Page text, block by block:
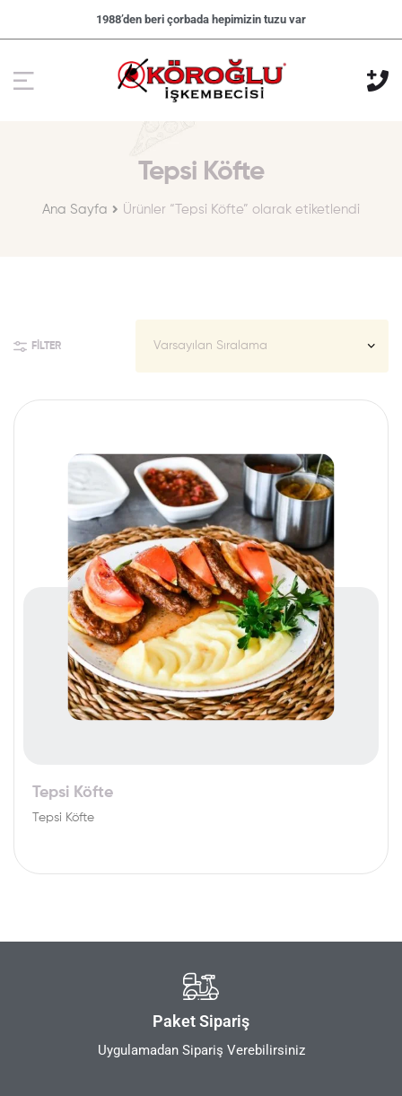
1988’den beri çorbada hepimizin tuzu var
Tepsi Köfte
Ana Sayfa Ürünler “Tepsi Köfte” olarak etiketlendi
FILTER
Tepsi Köfte
Tepsi Köfte
Paket Sipariş
Uygulamadan Sipariş Verebilirsiniz